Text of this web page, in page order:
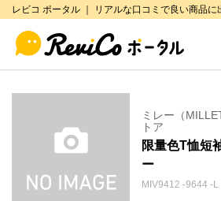
レビコ ポータル ｜ リアルな口コミで良い商品に
ミレー（
トア
限量色T恤短
ー
MIV9412 -9644 -L